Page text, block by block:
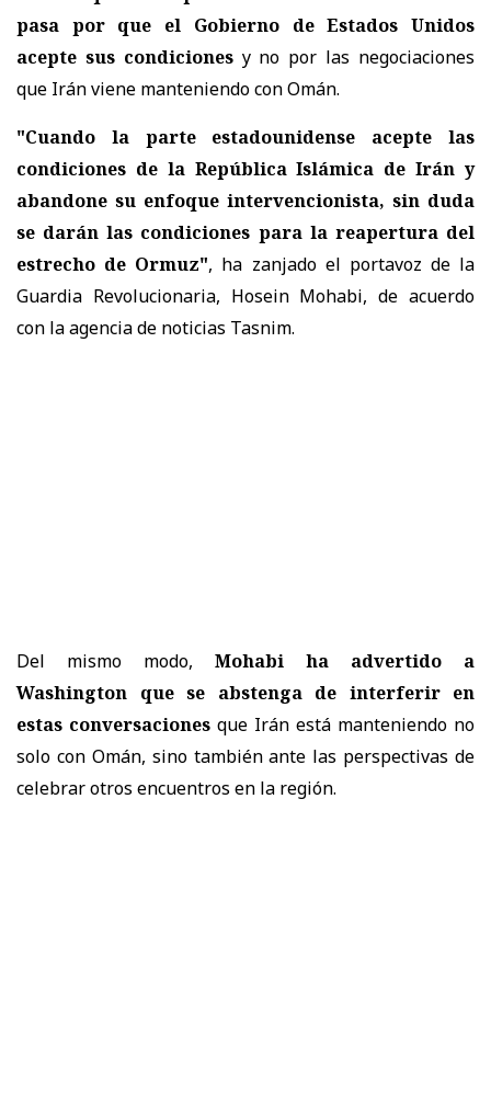
pasa por que el Gobierno de Estados Unidos
acepte sus condicionesy no por las negociaciones
que Irán viene manteniendo con Omán.
"Cuando la parte estadounidense acepte las
condiciones de la República Islámica de Irán y
abandone su enfoque intervencionista, sin duda
se darán las condiciones para la reapertura del
estrecho de Ormuz", ha zanjado el portavoz de la
Guardia Revolucionaria, Hosein Mohabi, de acuerdo
con la agencia de noticias Tasnim.
Del mismo modo, Mohabi ha advertido a
Washington que se abstenga de interferir en
estas conversaciones que Irán está manteniendo no
solo con Omán, sino también ante las perspectivas de
celebrar otros encuentros en la región.